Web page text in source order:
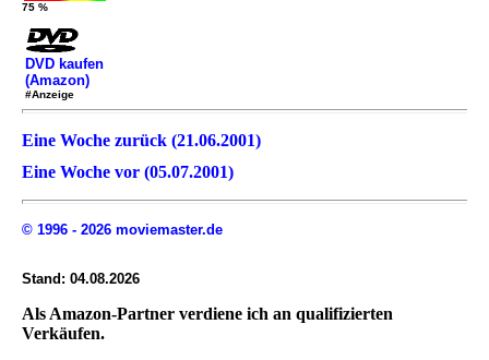
75 %
DVD kaufen
(Amazon)
#Anzeige
Eine Woche zurück (21.06.2001)
Eine Woche vor (05.07.2001)
© 1996 - 2026 moviemaster.de
Stand: 04.08.2026
Als Amazon-Partner verdiene ich an qualifizierten
Verkäufen.